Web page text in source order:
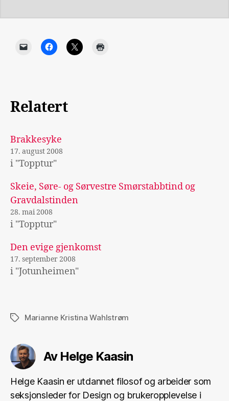
Relatert
Brakkesyke
17. august 2008
i "Topptur"
Skeie, Søre- og Sørvestre Smørstabbtind og
Gravdalstinden
28. mai 2008
i "Topptur"
Den evige gjenkomst
17. september 2008
i "Jotunheimen"
StikkordMarianne Kristina Wahlstrøm
Av Helge Kaasin
Helge Kaasin er utdannet filosof og arbeider som
seksjonsleder for Design og brukeropplevelse i